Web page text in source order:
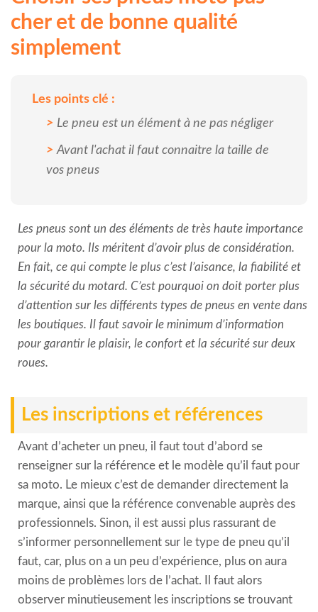
cher et de bonne qualité
simplement
Les points clé :
Le pneu est un élément à ne pas négliger
Avant l'achat il faut connaitre la taille de
vos pneus
Les pneus sont un des éléments de très haute importance
pour la moto. Ils méritent d’avoir plus de considération.
En fait, ce qui compte le plus c’est l’aisance, la fiabilité et
la sécurité du motard. C’est pourquoi on doit porter plus
d’attention sur les différents types de pneus en vente dans
les boutiques. Il faut savoir le minimum d’information
pour garantir le plaisir, le confort et la sécurité sur deux
roues.
Les inscriptions et références
Avant d’acheter un pneu, il faut tout d’abord se
renseigner sur la référence et le modèle qu’il faut pour
sa moto. Le mieux c’est de demander directement la
marque, ainsi que la référence convenable auprès des
professionnels. Sinon, il est aussi plus rassurant de
s’informer personnellement sur le type de pneu qu’il
faut, car, plus on a un peu d’expérience, plus on aura
moins de problèmes lors de l’achat. Il faut alors
observer minutieusement les inscriptions se trouvant